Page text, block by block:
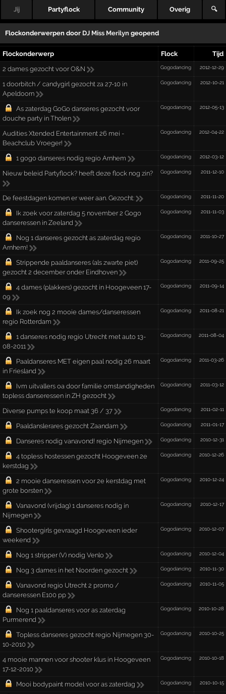
Jij Partyflock Community Overig 🔍
Flockonderwerpen door DJ Miss Merilyn geopend
Flockonderwerp Flock
Tijd
2 dames gezocht voor O&N
Gogodancing 2012-12-29
1 doorbitch / candygirl gezocht za 27-10 in
Apeldoorn
Gogodancing 2012-10-21
As zaterdag GoGo danseres gezocht voor
douche party in Tholen
Gogodancing 2012-05-13
Audities Xtended Entertainment 26 mei -
Beachclub Vroeger!
Gogodancing 2012-04-22
1 gogo danseres nodig regio Arnhem Gogodancing 2012-03-12
Nieuw beleid Partyflock? heeft deze flock nog zin? Gogodancing 2011-12-10
De feestdagen komen er weer aan. Gezocht: Gogodancing 2011-11-20
Ik zoek voor zaterdag 5 november 2 Gogo
danseressen in Zeeland
Gogodancing 2011-11-03
Nog 1 danseres gezocht as zaterdag regio
Arnhem!
Gogodancing 2011-10-27
Strippende paaldanseres (als zwarte piet)
gezocht 2 december onder Eindhoven
Gogodancing 2011-09-25
4 dames (plakkers) gezocht in Hoogeveen 17-
09
Gogodancing 2011-09-14
Ik zoek nog 2 mooie dames/danseressen
regio Rotterdam
Gogodancing 2011-08-21
1 danseres nodig regio Utrecht met auto 13-
08-2011
Gogodancing 2011-08-04
Paaldanseres MET eigen paal nodig 26 maart
in Friesland
Gogodancing 2011-03-26
Ivm uitvallers oa door familie omstandigheden
topless danseressen in ZH gezocht
Gogodancing 2011-03-12
Diverse pumps te koop maat 36 / 37 Gogodancing 2011-02-11
Paaldanslerares gezocht Zaandam Gogodancing 2011-01-17
Danseres nodig vanavond! regio Nijmegen Gogodancing 2010-12-31
4 topless hostessen gezocht Hoogeveen 2e
kerstdag
Gogodancing 2010-12-26
2 mooie danseressen voor 2e kerstdag met
grote borsten
Gogodancing 2010-12-24
Vanavond (vrijdag) 1 danseres nodig in
Nijmegen
Gogodancing 2010-12-17
Shootergirls gevraagd Hoogeveen ieder
weekend
Gogodancing 2010-12-07
Nog 1 stripper (V) nodig Venlo Gogodancing 2010-12-04
Nog 3 dames in het Noorden gezocht Gogodancing 2010-11-30
Vanavond regio Utrecht 2 promo /
danseressen E100 pp
Gogodancing 2010-11-05
Nog 1 paaldanseres voor as zaterdag
Purmerend
Gogodancing 2010-10-28
Topless danseres gezocht regio Nijmegen 30-
10-2010
Gogodancing 2010-10-25
4 mooie mannen voor shooter klus in Hoogeveen
17-12-2010
Gogodancing 2010-10-18
Mooi bodypaint model voor as zaterdag Gogodancing 2010-10-15